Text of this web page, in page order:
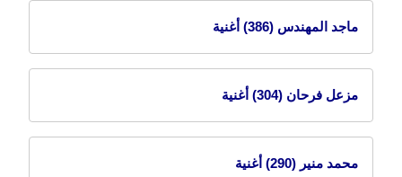
ماجد المهندس (386) أغنية
مزعل فرحان (304) أغنية
محمد منير (290) أغنية